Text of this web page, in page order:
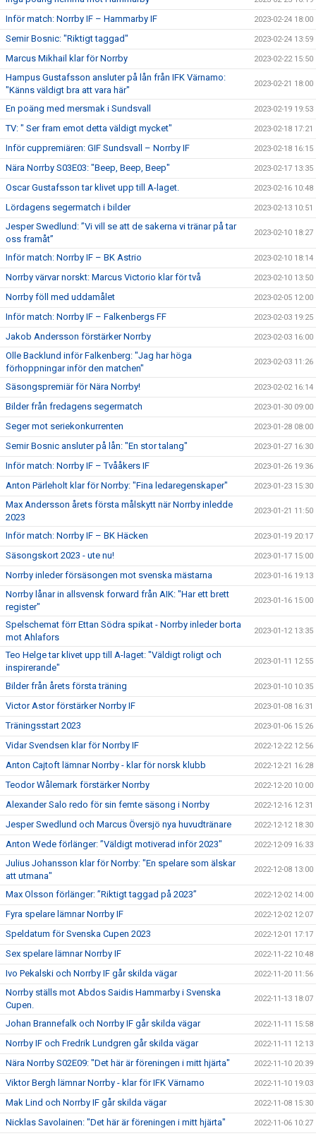
Inför match: Norrby IF – Hammarby IF 2023-02-24 18:00
Semir Bosnic: "Riktigt taggad" 2023-02-24 13:59
Marcus Mikhail klar för Norrby 2023-02-22 15:50
Hampus Gustafsson ansluter på lån från IFK Värnamo:
"Känns väldigt bra att vara här"
2023-02-21 18:00
En poäng med mersmak i Sundsvall 2023-02-19 19:53
TV: " Ser fram emot detta väldigt mycket" 2023-02-18 17:21
Inför cuppremiären: GIF Sundsvall – Norrby IF 2023-02-18 16:15
Nära Norrby S03E03: "Beep, Beep, Beep" 2023-02-17 13:35
Oscar Gustafsson tar klivet upp till A-laget. 2023-02-16 10:48
Lördagens segermatch i bilder 2023-02-13 10:51
Jesper Swedlund: ”Vi vill se att de sakerna vi tränar på tar
oss framåt”
2023-02-10 18:27
Inför match: Norrby IF – BK Astrio 2023-02-10 18:14
Norrby värvar norskt: Marcus Victorio klar för två 2023-02-10 13:50
Norrby föll med uddamålet 2023-02-05 12:00
Inför match: Norrby IF – Falkenbergs FF 2023-02-03 19:25
Jakob Andersson förstärker Norrby 2023-02-03 16:00
Olle Backlund inför Falkenberg: "Jag har höga
förhoppningar inför den matchen"
2023-02-03 11:26
Säsongspremiär för Nära Norrby! 2023-02-02 16:14
Bilder från fredagens segermatch 2023-01-30 09:00
Seger mot seriekonkurrenten 2023-01-28 08:00
Semir Bosnic ansluter på lån: "En stor talang" 2023-01-27 16:30
Inför match: Norrby IF – Tvååkers IF 2023-01-26 19:36
Anton Pärleholt klar för Norrby: "Fina ledaregenskaper" 2023-01-23 15:30
Max Andersson årets första målskytt när Norrby inledde
2023
2023-01-21 11:50
Inför match: Norrby IF – BK Häcken 2023-01-19 20:17
Säsongskort 2023 - ute nu! 2023-01-17 15:00
Norrby inleder försäsongen mot svenska mästarna 2023-01-16 19:13
Norrby lånar in allsvensk forward från AIK: "Har ett brett
register"
2023-01-16 15:00
Spelschemat förr Ettan Södra spikat - Norrby inleder borta
mot Ahlafors
2023-01-12 13:35
Teo Helge tar klivet upp till A-laget: "Väldigt roligt och
inspirerande"
2023-01-11 12:55
Bilder från årets första träning 2023-01-10 10:35
Victor Astor förstärker Norrby IF 2023-01-08 16:31
Träningsstart 2023 2023-01-06 15:26
Vidar Svendsen klar för Norrby IF 2022-12-22 12:56
Anton Cajtoft lämnar Norrby - klar för norsk klubb 2022-12-21 16:28
Teodor Wålemark förstärker Norrby 2022-12-20 10:00
Alexander Salo redo för sin femte säsong i Norrby 2022-12-16 12:31
Jesper Swedlund och Marcus Översjö nya huvudtränare 2022-12-12 18:30
Anton Wede förlänger: ”Väldigt motiverad inför 2023" 2022-12-09 16:33
Julius Johansson klar för Norrby: "En spelare som älskar
att utmana"
2022-12-08 13:00
Max Olsson förlänger: ”Riktigt taggad på 2023” 2022-12-02 14:00
Fyra spelare lämnar Norrby IF 2022-12-02 12:07
Speldatum för Svenska Cupen 2023 2022-12-01 17:17
Sex spelare lämnar Norrby IF 2022-11-22 10:48
Ivo Pekalski och Norrby IF går skilda vägar 2022-11-20 11:56
Norrby ställs mot Abdos Saidis Hammarby i Svenska
Cupen.
2022-11-13 18:07
Johan Brannefalk och Norrby IF går skilda vägar 2022-11-11 15:58
Norrby IF och Fredrik Lundgren går skilda vägar 2022-11-11 12:13
Nära Norrby S02E09: "Det här är föreningen i mitt hjärta" 2022-11-10 20:39
Viktor Bergh lämnar Norrby - klar för IFK Värnamo 2022-11-10 19:03
Mak Lind och Norrby IF går skilda vägar 2022-11-08 15:30
Nicklas Savolainen: "Det här är föreningen i mitt hjärta" 2022-11-06 10:27